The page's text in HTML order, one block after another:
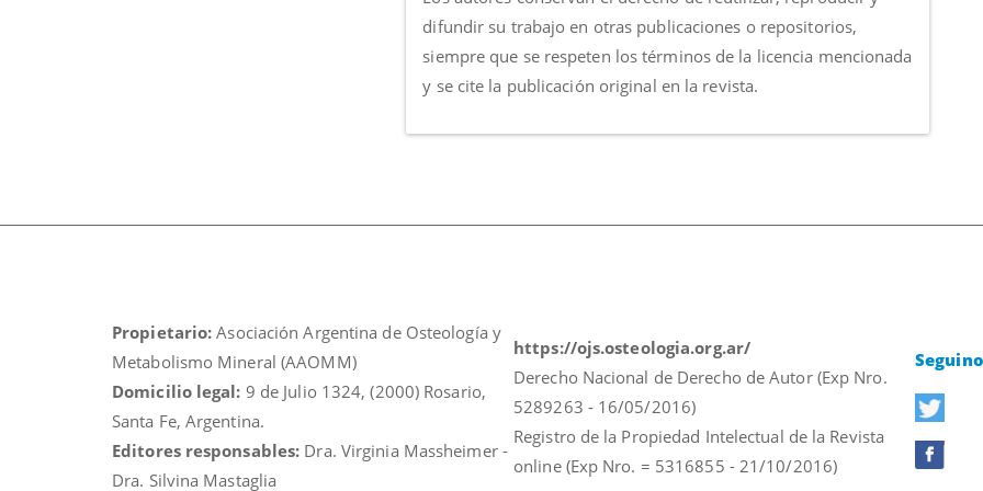
difundir su trabajo en otras publicaciones o repositorios,
siempre que se respeten los términos de la licencia mencionada
y se cite la publicación original en la revista.
Propietario: Asociación Argentina de Osteología y
Metabolismo Mineral (AAOMM)
Domicilio legal: 9 de Julio 1324, (2000) Rosario,
Santa Fe, Argentina.
Editores responsables: Dra. Virginia Massheimer -
Dra. Silvina Mastaglia
https://ojs.osteologia.org.ar/
Derecho Nacional de Derecho de Autor (Exp Nro.
5289263 - 16/05/2016)
Registro de la Propiedad Intelectual de la Revista
online (Exp Nro. = 5316855 - 21/10/2016)